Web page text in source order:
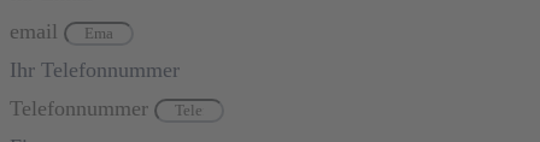
email
Ihr Telefonnummer
Telefonnummer